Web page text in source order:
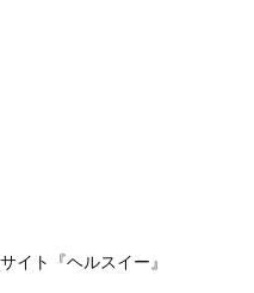
イト『ヘルスイー』